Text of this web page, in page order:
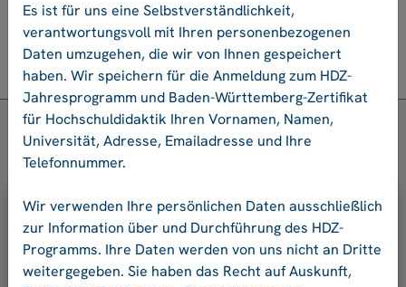
Program
Login
Please enter your e-mail address and
your password.
Es ist für uns eine Selbstverständlichkeit,
verantwortungsvoll mit Ihren personenbezogenen
Daten umzugehen, die wir von Ihnen gespeichert
haben. Wir speichern für die Anmeldung zum HDZ-
Jahresprogramm und Baden-Württemberg-Zertifikat
für Hochschuldidaktik Ihren Vornamen, Namen,
Universität, Adresse, Emailadresse und Ihre
Telefonnummer.
Wir verwenden Ihre persönlichen Daten ausschließlich
zur Information über und Durchführung des HDZ-
Programms. Ihre Daten werden von uns nicht an Dritte
weitergegeben. Sie haben das Recht auf Auskunft,